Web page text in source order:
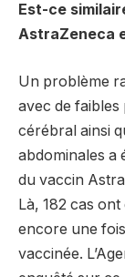
Est-ce
AstraZeneca
Un problème
avec de faibles
cérébral ainsi
abdominales a
du vaccin
Là, 182 cas
encore une
vaccinée.